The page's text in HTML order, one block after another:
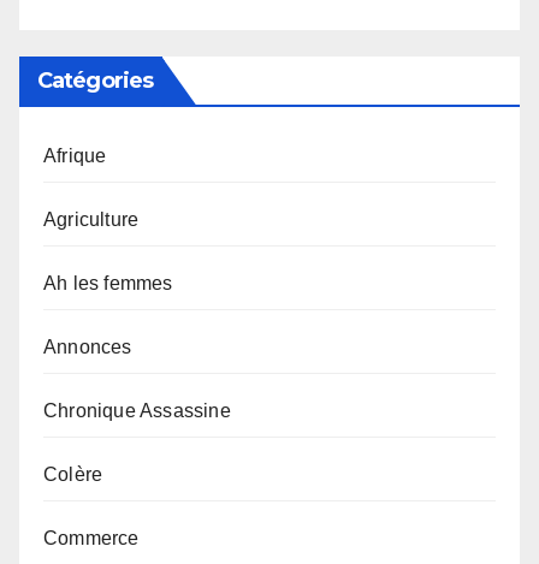
Catégories
Afrique
Agriculture
Ah les femmes
Annonces
Chronique Assassine
Colère
Commerce